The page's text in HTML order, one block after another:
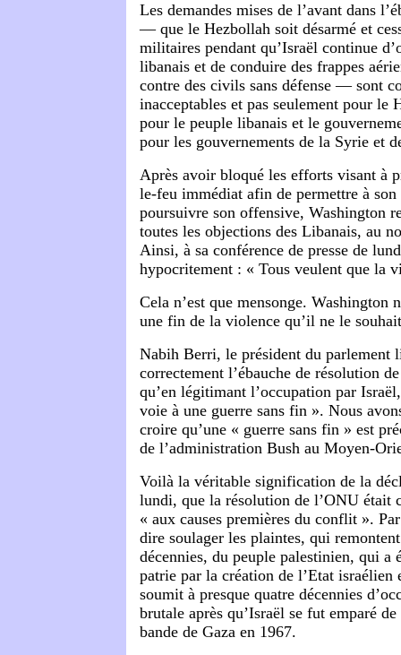
Les demandes mises de l’avant dans
— que le Hezbollah soit désarmé et
militaires pendant qu’Israël continue
libanais et de conduire des frappes
contre des civils sans défense — sont
inacceptables et pas seulement pour le
pour le peuple libanais et le
pour les gouvernements de la Syrie et
Après avoir bloqué les efforts visant à
le-feu immédiat afin de permettre à
poursuivre son offensive, Washington
toutes les objections des Libanais, au
Ainsi, à sa conférence de presse de
hypocritement : « Tous veulent que la
Cela n’est que mensonge. Washington
une fin de la violence qu’il ne le
Nabih Berri, le président du parlement
correctement l’ébauche de résolution
qu’en légitimant l’occupation par
voie à une guerre sans fin ». Nous
croire qu’une « guerre sans fin » est
de l’administration Bush au Moyen-
Voilà la véritable signification de la
lundi, que la résolution de l’ONU était
« aux causes premières du conflit ».
dire soulager les plaintes, qui
décennies, du peuple palestinien, qui a
patrie par la création de l’Etat israélien
soumit à presque quatre décennies
brutale après qu’Israël se fut emparé
bande de Gaza en 1967.